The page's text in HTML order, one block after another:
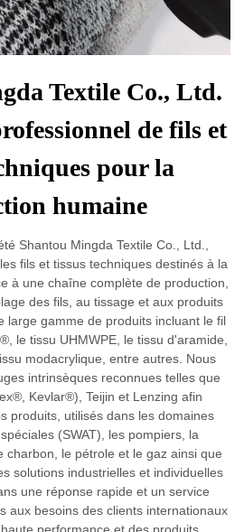
Textile Co., Ltd.
de fils et
pour la
humaine
Shantou Mingda Textile Co., Ltd.,
fils et tissus techniques destinés à la
à une chaîne complète de production,
des fils, au tissage et aux produits
large gamme de produits incluant le fil
le tissu UHMWPE, le tissu d'aramide,
modacrylique, entre autres. Nous
intrinsèques reconnues telles que
Kevlar®), Teijin et Lenzing afin
produits, utilisés dans les domaines
(SWAT), les pompiers, la
charbon, le pétrole et le gaz ainsi que
solutions industrielles et individuelles
une réponse rapide et un service
aux besoins des clients internationaux